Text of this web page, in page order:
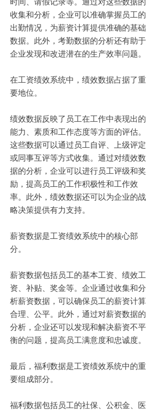
收集和分析，企业可以准确掌握员工的
出勤情况，为薪资计算提供准确的基础
数据。此外，考勤数据的分析还有助于
企业发现和改进潜在的生产效率问题。
在工资绩效系统中，绩效数据占据了重
要地位。
绩效数据反映了员工在工作中表现出的
能力、素质和工作态度等方面的评估。
这些数据可以通过员工自评、上级评定
或同事互评等方式收集。通过对绩效数
据的分析，企业可以进行员工评级和奖
励，提高员工的工作积极性和工作效
率。此外，绩效数据还可以为企业的战
略决策提供有力支持。
薪资数据是工资绩效系统中的核心部
分。
薪资数据包括员工的基本工资、绩效工
资、补贴、奖金等。企业通过收集和分
析薪资数据，可以确保员工的薪资计算
合理、公平。此外，通过对薪资数据的
分析，企业还可以发现和解决薪资不平
衡的问题，提高员工满意度和忠诚度。
最后，福利数据是工资绩效系统中的重
要组成部分。
福利数据包括员工的社保、公积金、医